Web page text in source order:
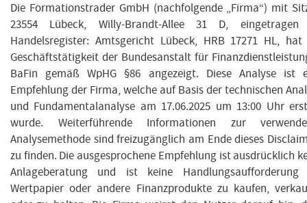
Die Formationstrader GmbH (nachfolgende „Firma“) mit
23554 Lübeck, Willy-Brandt-Allee 31 D,
Handelsregister: Amtsgericht Lübeck, HRB 17271 HL,
Geschäftstätigkeit der Bundesanstalt für
BaFin gemäß WpHG §86 angezeigt. Diese Analyse ist
Empfehlung der Firma, welche auf Basis der technischen
und Fundamentalanalyse am 17.06.2025 um 13:00 Uhr
wurde. Weiterführende Informationen zur
Analysemethode sind freizugänglich am Ende dieses
zu finden. Die ausgesprochene Empfehlung ist ausdrücklich
Anlageberatung und ist keine Handlungsaufforderung
Wertpapier oder andere Finanzprodukte zu kaufen,